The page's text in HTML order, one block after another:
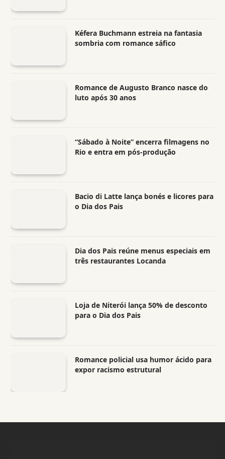
Kéfera Buchmann estreia na fantasia
sombria com romance sáfico
Romance de Augusto Branco nasce do
luto após 30 anos
“Sábado à Noite” encerra filmagens no
Rio e entra em pós-produção
Bacio di Latte lança bonés e licores para
o Dia dos Pais
Dia dos Pais reúne menus especiais em
três restaurantes Locanda
Loja de Niterói lança 50% de desconto
para o Dia dos Pais
Romance policial usa humor ácido para
expor racismo estrutural